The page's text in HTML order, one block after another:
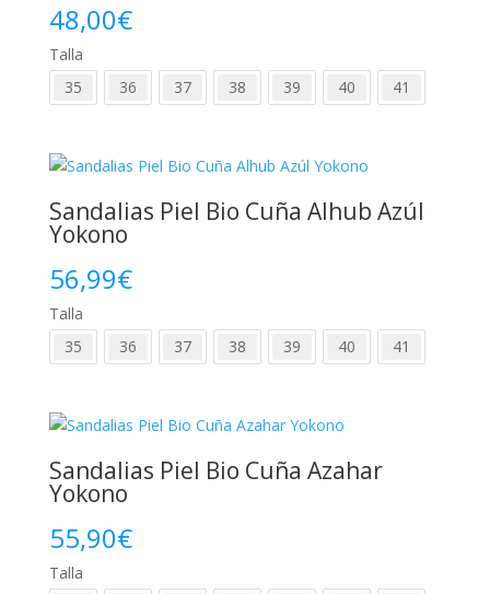
48,00€
Talla
35
36 37 38 39 40 41
Sandalias Piel Bio Cuña Alhub Azúl
Yokono
56,99€
Talla
35
36 37 38 39 40 41
Sandalias Piel Bio Cuña Azahar
Yokono
55,90€
Talla